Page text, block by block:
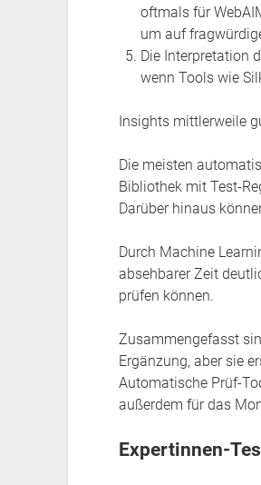
oftmals für
um auf
Die Interpretation
wenn Tools wie
Insights mittlerweile
Die meisten
Bibliothek mit Test-
Darüber hinaus
Durch Machine
absehbarer Zeit
prüfen können.
Zusammengefasst
Ergänzung, aber sie
Automatische Prüf-
außerdem für das
Expertinnen-